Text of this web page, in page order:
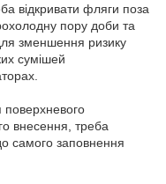
відкривати фляги поза
пору доби та
зменшення ризику
сумішей
поверхневого
внесення, треба
самого заповнення